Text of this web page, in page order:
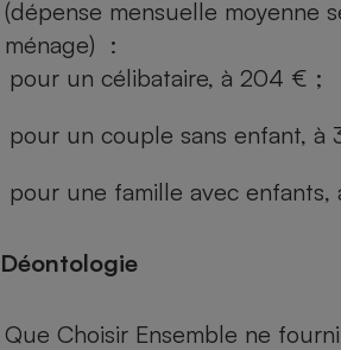
(dépense mensuelle moyenne
ménage) :
pour un célibataire, à 204 € ;
pour un couple sans enfant, à
pour une famille avec
Déontologie
Que Choisir Ensemble ne